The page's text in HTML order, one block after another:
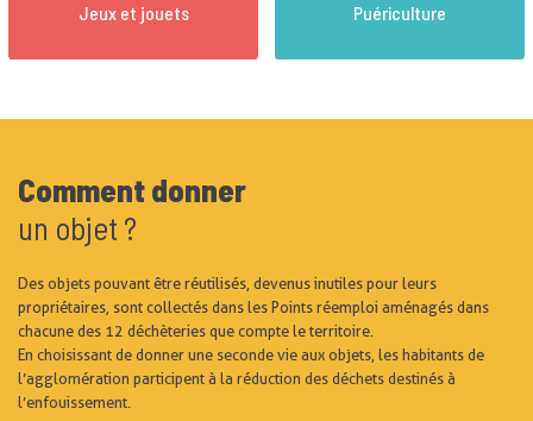
Jeux et jouets Puériculture
Comment donner
un objet ?
Des objets pouvant être réutilisés, devenus inutiles pour leurs
propriétaires, sont collectés dans les Points réemploi aménagés dans
chacune des 12 déchèteries que compte le territoire.
En choisissant de donner une seconde vie aux objets, les habitants de
l’agglomération participent à la réduction des déchets destinés à
l’enfouissement.